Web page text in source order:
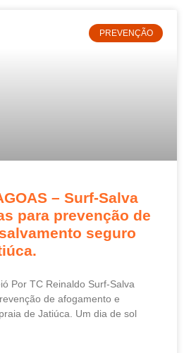
PREVENÇÃO
– Surf-Salva
para prevenção de
seguro
Por TC Reinaldo Surf-Salva
de afogamento e
de Jatiúca. Um dia de sol